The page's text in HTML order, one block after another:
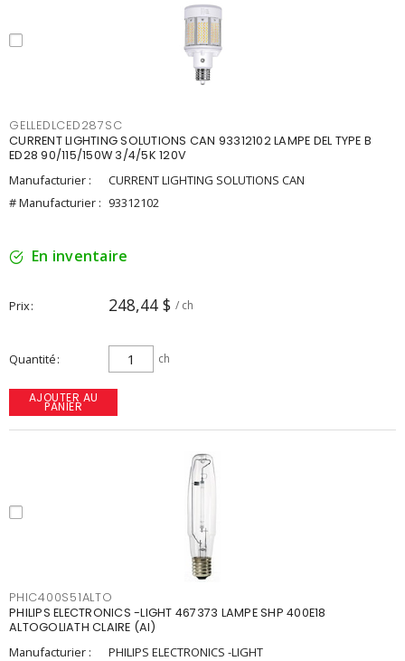
GELLEDLCED287SC
CURRENT LIGHTING SOLUTIONS CAN 93312102 LAMPE DEL TYPE B
ED28 90/115/150W 3/4/5K 120V
Manufacturier :
CURRENT LIGHTING SOLUTIONS CAN
# Manufacturier : 93312102
En inventaire
Prix 248,44 $ / ch
Quantité ch
AJOUTER AU
PANIER
PHIC400S51ALTO
PHILIPS ELECTRONICS -LIGHT 467373 LAMPE SHP 400E18
ALTOGOLIATH CLAIRE (AI)
Manufacturier :
PHILIPS ELECTRONICS -LIGHT